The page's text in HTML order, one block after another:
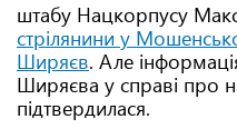
штабу Нацкорпусу
стрілянини у
Ширяєв. Але
Ширяєва у справі про
підтвердилася.